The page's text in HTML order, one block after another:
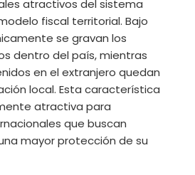
atractivos del sistema
fiscal territorial. Bajo
se gravan los
dentro del país, mientras
en el extranjero quedan
local. Esta característica
atractiva para
que buscan
mayor protección de su